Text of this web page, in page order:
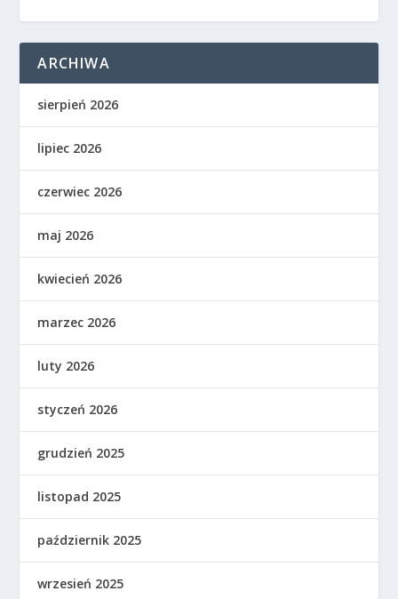
ARCHIWA
sierpień 2026
lipiec 2026
czerwiec 2026
maj 2026
kwiecień 2026
marzec 2026
luty 2026
styczeń 2026
grudzień 2025
listopad 2025
październik 2025
wrzesień 2025